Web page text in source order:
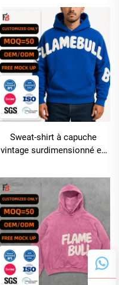
Terry, épaules tombantes,
haut de gamme, 100 %
coton, épais, sans motif,
structuré
Sweat-shirt à capuche
vintage surdimensionné en
de haute qualité, 500 g/m²,
aspect usé, streetwear, avec
appliques brodées et
patchwork